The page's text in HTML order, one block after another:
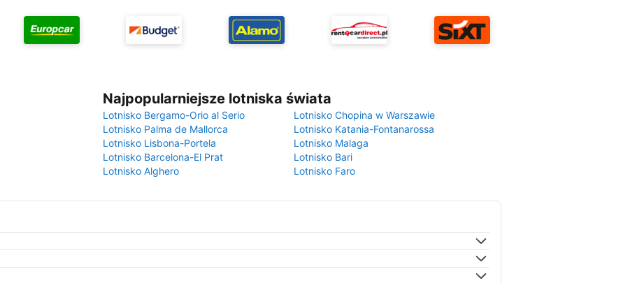
Najpopularniejsze lotniska świata
Lotnisko Bergamo-Orio al Serio
Lotnisko Chopina w Warszawie
Lotnisko Palma de Mallorca
Lotnisko Katania-Fontanarossa
Lotnisko Lisbona-Portela
Lotnisko Malaga
Lotnisko Barcelona-El Prat
Lotnisko Bari
Lotnisko Alghero
Lotnisko Faro